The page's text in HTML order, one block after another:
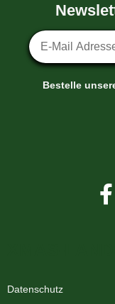
Newsletter-
Bestelle
Datenschutz